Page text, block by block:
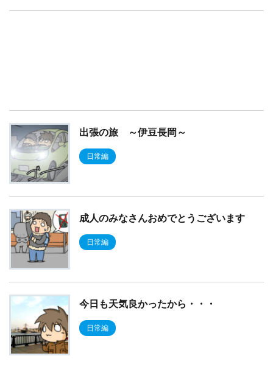
出張の旅 ～伊豆長岡～
日常編
成人のみなさんおめでとうございます
日常編
今日も天気良かったから・・・
日常編